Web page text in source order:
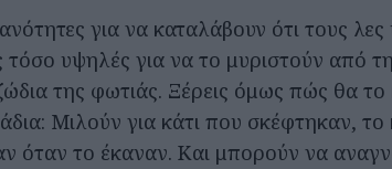
για να καταλάβουν ότι τους
τόσο υψηλές για να το μυριστούν από
της φωτιάς. Ξέρεις όμως πώς θα
Μιλούν για κάτι που σκέφτηκαν,
όταν το έκαναν. Και μπορούν να